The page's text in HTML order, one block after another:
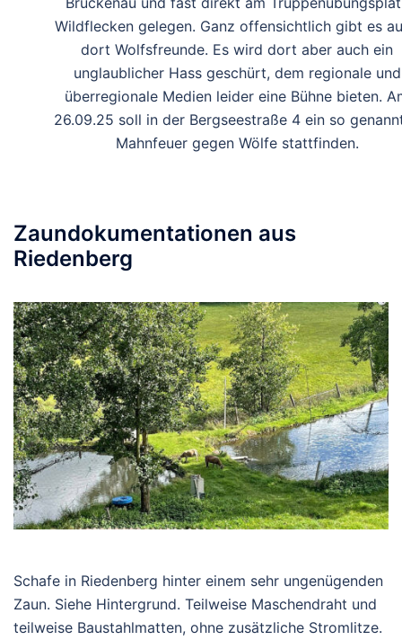
Wildflecken gelegen. Ganz offensichtlich gibt es
dort Wolfsfreunde. Es wird dort aber auch ein
unglaublicher Hass geschürt, dem regionale und
überregionale Medien leider eine Bühne bieten.
26.09.25 soll in der Bergseestraße 4 ein so
Mahnfeuer gegen Wölfe stattfinden.
Zaundokumentationen aus
Riedenberg
Schafe in Riedenberg hinter einem sehr ungenügenden
Zaun. Siehe Hintergrund. Teilweise Maschendraht und
teilweise Baustahlmatten, ohne zusätzliche Stromlitze.